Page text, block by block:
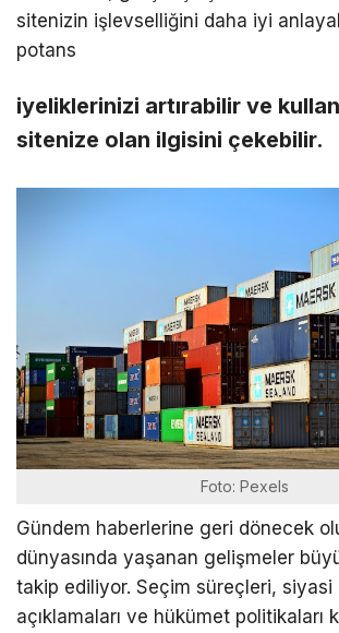
sitenizin işlevselliğini daha iyi
potans
iyeliklerinizi artırabilir ve
sitenize olan ilgisini çekebilir.
Foto: Pexels
Gündem haberlerine geri dönecek
dünyasında yaşanan gelişmeler
takip ediliyor. Seçim süreçleri, siyasi
açıklamaları ve hükümet politikaları